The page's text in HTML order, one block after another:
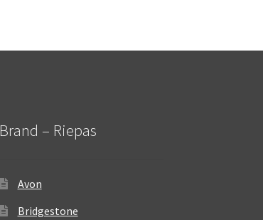
Brand – Riepas
Avon
Bridgestone